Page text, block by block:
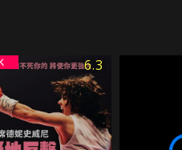
一連串的逃亡計畫。
折磨身心的禁閉室2
6.3